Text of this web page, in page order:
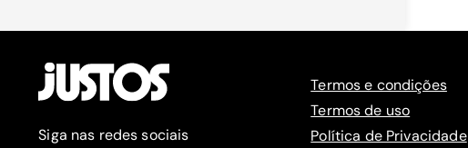
Siga nas redes sociais
Termos e condições
Termos de uso
Política de Privacidade